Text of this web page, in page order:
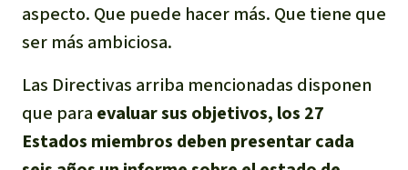
aspecto. Que puede hacer más. Que tiene que
ser más ambiciosa.
Las Directivas arriba mencionadas disponen
que para evaluar sus objetivos, los 27
Estados miembros deben presentar cada